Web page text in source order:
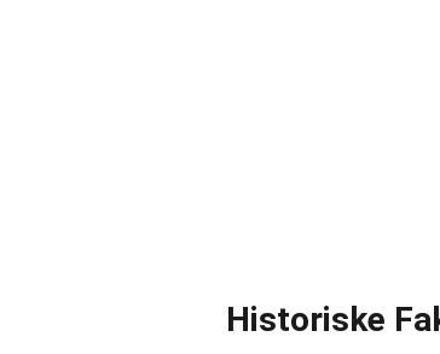
Historiske